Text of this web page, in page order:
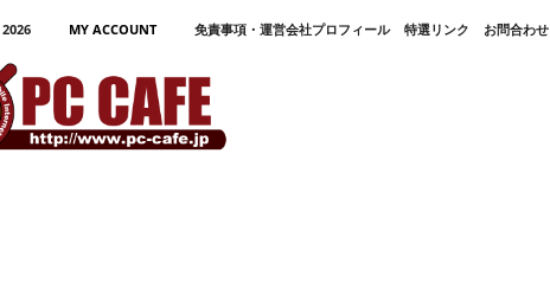
MY ACCOUNT 免責事項・運営会社プロフィール 特選リンク
お問合わせ